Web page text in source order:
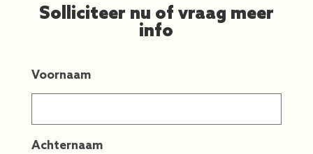
Solliciteer nu of vraag meer
info
Voornaam
Achternaam